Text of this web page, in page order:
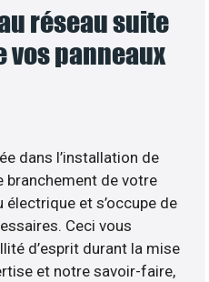
réseau suite
panneaux
dans l’installation de
branchement de votre
et s’occupe de
Ceci vous
d’esprit durant la mise
et notre savoir-faire,